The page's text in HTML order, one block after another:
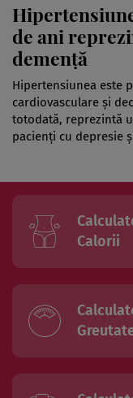
de ani
demență
Hipertensiunea este
cardiovasculare și
totodată, reprezintă
pacienți cu depresie
Calorii